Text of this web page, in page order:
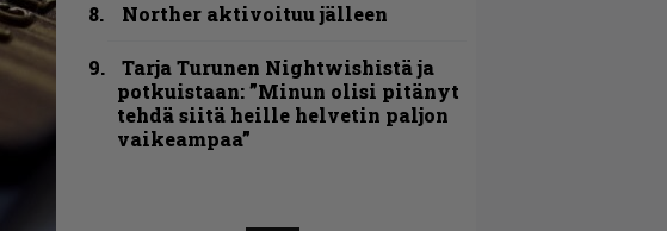
Norther aktivoituu jälleen
Tarja Turunen Nightwishistä ja
potkuistaan: ”Minun olisi pitänyt
tehdä siitä heille helvetin paljon
vaikeampaa”